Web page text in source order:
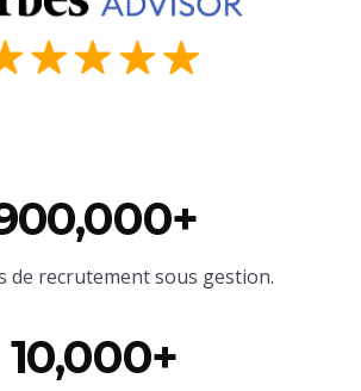
de recrutement sous gestion.
10,000+